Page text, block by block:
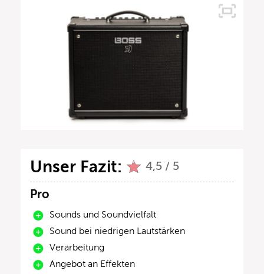
Unser Fazit: 4,5 / 5
Pro
Sounds und Soundvielfalt
Sound bei niedrigen Lautstärken
Verarbeitung
Angebot an Effekten